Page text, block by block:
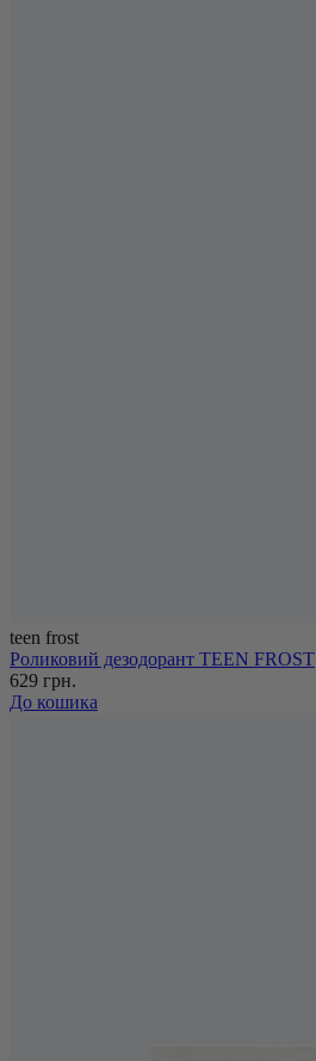
teen frost
Роликовий дезодорант TEEN FROST
629 грн.
До кошика